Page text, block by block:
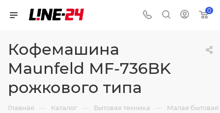
0
Кофемашина
Maunfeld MF-736BK
рожкового типа
Главная — Каталог — Бытовая техника — Малая бытовая